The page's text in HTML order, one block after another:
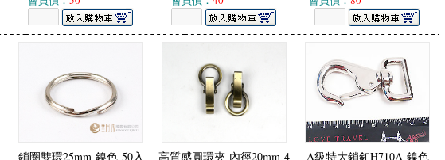
鎖圈雙環25mm-鎳色-50入
高質感圓環夾-內徑20mm-4
A級特大鎖釦H710A-鎳色